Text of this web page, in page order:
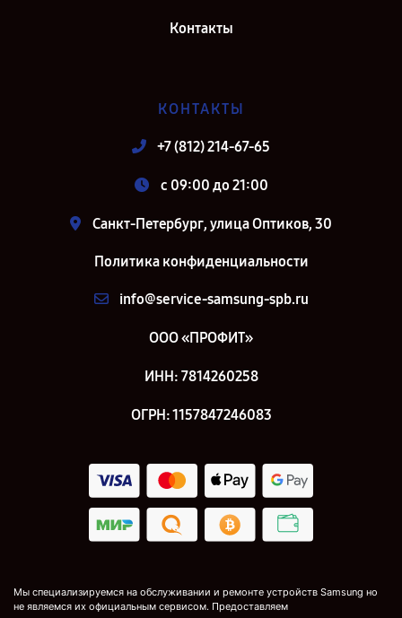
Контакты
КОНТАКТЫ
+7 (812) 214-67-65
c 09:00 до 21:00
Санкт-Петербург, улица Оптиков, 30
Политика конфиденциальности
info@service-samsung-spb.ru
ООО «ПРОФИТ»
ИНН: 7814260258
ОГРН: 1157847246083
Мы специализируемся на обслуживании и ремонте устройств Samsung но
не являемся их официальным сервисом. Предоставляем